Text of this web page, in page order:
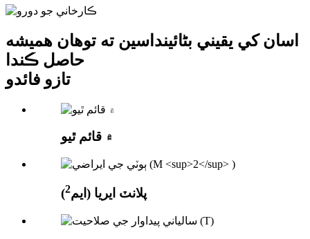
اسان کي يقيني بڻائينداسين ته توهان هميشه
حاصل ڪندا
تازو فائدو
۾ قائم ٿيو
پلانٽ ايريا (ايم2
)